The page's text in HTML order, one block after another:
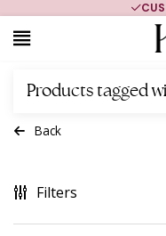
Products tagged
Back
Filters